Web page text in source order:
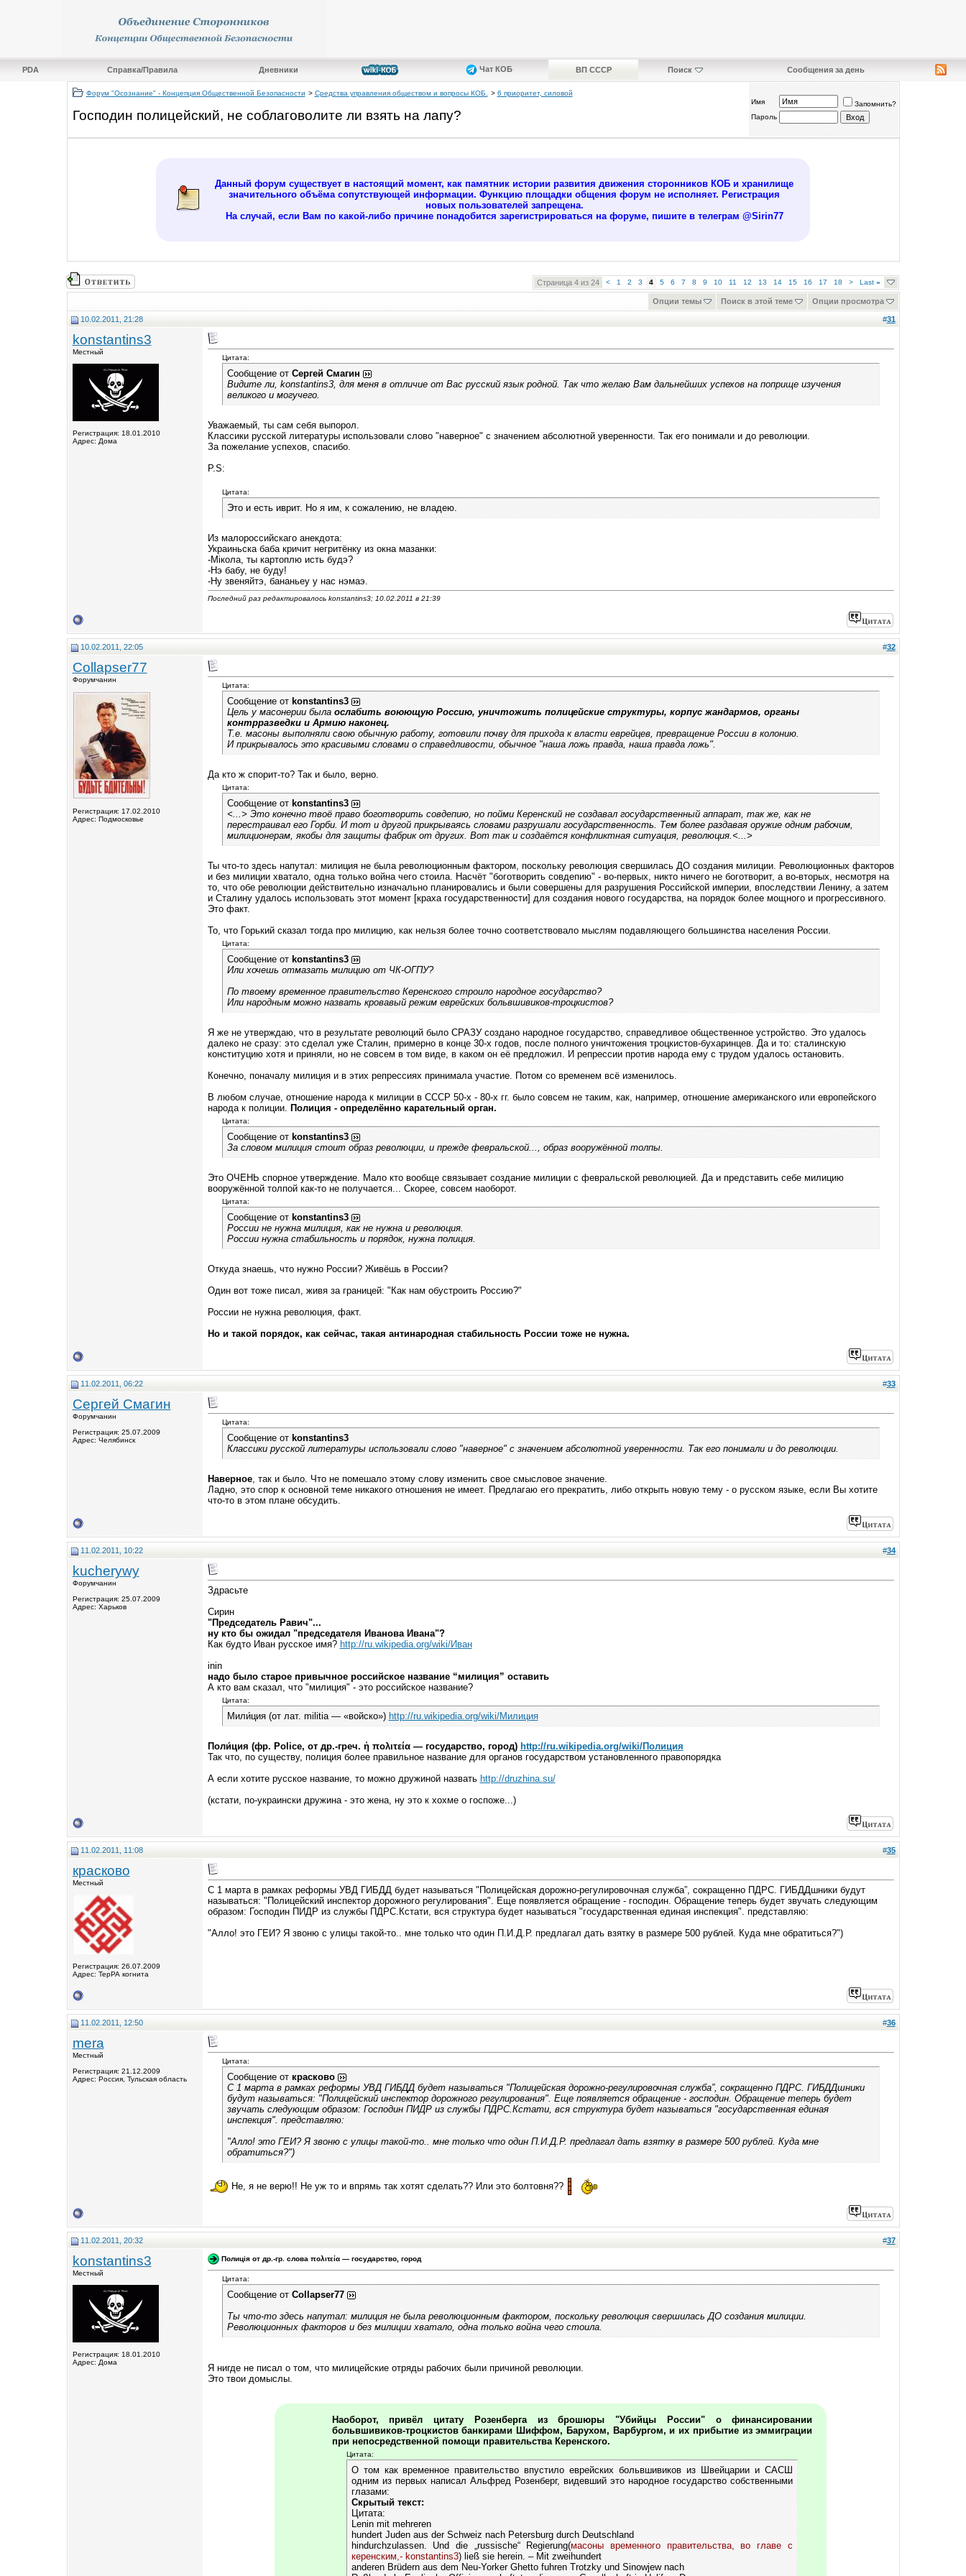
PDA Справка/Правила Дневники Чат КОБ ВП СССР Поиск Сообщения за день
Форум "Осознание" - Концепция Общественной Безопасности > Средства управления обществом и вопросы КОБ. > 6 приоритет, силовой
Господин полицейский, не соблаговолите ли взять на лапу?
Имя
Запомнить?
Пароль
Данный форум существует в настоящий момент, как памятник истории развития движения сторонников КОБ и хранилище
значительного объёма сопутствующей информации. Функцию площадки общения форум не исполняет. Регистрация
новых пользователей запрещена.
На случай, если Вам по какой-либо причине понадобится зарегистрироваться на форуме, пишите в телеграм @Sirin77
Страница 4 из 24 < 1 2 3 4 5 6 7 8 9 10 11 12 13 14 15 16 17 18 > Last»
Опции темы Поиск в этой теме Опции просмотра
10.02.2011, 21:28 #31
konstantins3
Местный
Регистрация: 18.01.2010
Адрес: Дома
Цитата:
Сообщение от Сергей Смагин
Видите ли, konstantins3, для меня в отличие от Вас русский язык родной. Так что желаю Вам дальнейших успехов на поприще изучения
великого и могучего.
Уважаемый, ты сам себя выпорол.
Классики русской литературы использовали слово "наверное" с значением абсолютной уверенности. Так его понимали и до революции.
За пожелание успехов, спасибо.
P.S:
Цитата:
Это и есть иврит. Но я им, к сожалению, не владею.
Из малороссийскаго анекдота:
Украиньска баба кричит негритёнку из окна мазанки:
-Мiкола, ты картоплю исть будэ?
-Нэ бабу, не буду!
-Ну звеняйтэ, бананьеу у нас нэмаэ.
Последний раз редактировалось konstantins3; 10.02.2011 в 21:39
10.02.2011, 22:05 #32
Collapser77
Форумчанин
Регистрация: 17.02.2010
Адрес: Подмосковье
Цитата:
Сообщение от konstantins3
Цель у масонерии былаослабить воюющую Россию, уничтожить полицейские структуры, корпус жандармов, органы
контрразведки и Армию наконец.
Т.е. масоны выполняли свою обычную работу, готовили почву для прихода к власти еврейцев, превращение России в колонию.
И прикрывалось это красивыми словами о справедливости, обычное "наша ложь правда, наша правда ложь".
Да кто ж спорит-то? Так и было, верно.
Цитата:
Сообщение от konstantins3
<...> Это конечно твоё право боготворить совдепию, но пойми Керенский не создавал государственный аппарат, так же, как не
перестраивал его Горби. И тот и другой прикрываясь словами разрушали государственность. Тем более раздавая оружие одним рабочим,
милиционерам, якобы для защиты фабрик от других. Вот так и создаётся конфликтная ситуация, революция.<...>
Ты что-то здесь напутал: милиция не была революционным фактором, поскольку революция свершилась ДО создания милиции. Революционных факторов
и без милиции хватало, одна только война чего стоила. Насчёт "боготворить совдепию" - во-первых, никто ничего не боготворит, а во-вторых, несмотря на
то, что обе революции действительно изначально планировались и были совершены для разрушения Российской империи, впоследствии Ленину, а затем
и Сталину удалось использовать этот момент [краха государственности] для создания нового государства, на порядок более мощного и прогрессивного.
Это факт.
То, что Горький сказал тогда про милицию, как нельзя более точно соответствовало мыслям подавляющего большинства населения России.
Цитата:
Сообщение от konstantins3
Или хочешь отмазать милицию от ЧК-ОГПУ?
По твоему временное правительство Керенского строило народное государство?
Или народным можно назвать кровавый режим еврейских больвшивиков-троцкистов?
Я же не утверждаю, что в результате революций было СРАЗУ создано народное государство, справедливое общественное устройство. Это удалось
далеко не сразу: это сделал уже Сталин, примерно в конце 30-х годов, после полного уничтожения троцкистов-бухаринцев. Да и то: сталинскую
конституцию хотя и приняли, но не совсем в том виде, в каком он её предложил. И репрессии против народа ему с трудом удалось остановить.
Конечно, поначалу милиция и в этих репрессиях принимала участие. Потом со временем всё изменилось.
В любом случае, отношение народа к милиции в СССР 50-х - 80-х гг. было совсем не таким, как, например, отношение американского или европейского
народа к полиции. Полиция - определённо карательный орган.
Цитата:
Сообщение от konstantins3
За словом милиция стоит образ революции, и прежде февральской..., образ вооружённой толпы.
Это ОЧЕНЬ спорное утверждение. Мало кто вообще связывает создание милиции с февральской революцией. Да и представить себе милицию
вооружённой толпой как-то не получается... Скорее, совсем наоборот.
Цитата:
Сообщение от konstantins3
России не нужна милиция, как не нужна и революция.
России нужна стабильность и порядок, нужна полиция.
Откуда знаешь, что нужно России? Живёшь в России?
Один вот тоже писал, живя за границей: "Как нам обустроить Россию?"
России не нужна революция, факт.
Но и такой порядок, как сейчас, такая антинародная стабильность России тоже не нужна.
11.02.2011, 06:22 #33
Сергей Смагин
Форумчанин
Регистрация: 25.07.2009
Адрес: Челябинск
Цитата:
Сообщение от konstantins3
Классики русской литературы использовали слово "наверное" с значением абсолютной уверенности. Так его понимали и до революции.
Наверное, так и было. Что не помешало этому слову изменить свое смысловое значение.
Ладно, это спор к основной теме никакого отношения не имеет. Предлагаю его прекратить, либо открыть новую тему - о русском языке, если Вы хотите
что-то в этом плане обсудить.
11.02.2011, 10:22 #34
kucherywy
Форумчанин
Регистрация: 25.07.2009
Адрес: Харьков
Здрасьте
Сирин
"Председатель Равич"...
ну кто бы ожидал "председателя Иванова Ивана"?
Как будто Иван русское имя? http://ru.wikipedia.org/wiki/Иван
inin
надо было старое привычное российское название “милиция” оставить
А кто вам сказал, что "милиция" - это российское название?
Цитата:
Мили́ция (от лат. militia — «войско») http://ru.wikipedia.org/wiki/Милиция
Поли́ция (фр. Police, от др.-греч. ἡ πολιτεία — государство, город) http://ru.wikipedia.org/wiki/Полиция
Так что, по существу, полиция более правильное название для органов государством установленного правопорядка
А если хотите русское название, то можно дружиной назвать http://druzhina.su/
(кстати, по-украински дружина - это жена, ну это к хохме о госпоже...)
11.02.2011, 11:08 #35
красково
Местный
Регистрация: 26.07.2009
Адрес: ТерРА когнита
С 1 марта в рамках реформы УВД ГИБДД будет называться "Полицейская дорожно-регулировочная служба”, сокращенно ПДРС. ГИБДДшники будут
называться: "Полицейский инспектор дорожного регулирования". Еще появляется обращение - господин. Обращение теперь будет звучать следующим
образом: Господин ПИДР из службы ПДРС.Кстати, вся структура будет называться "государственная единая инспекция". представляю:
"Алло! это ГЕИ? Я звоню с улицы такой-то.. мне только что один П.И.Д.Р. предлагал дать взятку в размере 500 рублей. Куда мне обратиться?")
11.02.2011, 12:50 #36
mera
Местный
Регистрация: 21.12.2009
Адрес: Россия, Тульская область
Цитата:
Сообщение от красково
С 1 марта в рамках реформы УВД ГИБДД будет называться "Полицейская дорожно-регулировочная служба”, сокращенно ПДРС. ГИБДДшники
будут называться: "Полицейский инспектор дорожного регулирования". Еще появляется обращение - господин. Обращение теперь будет
звучать следующим образом: Господин ПИДР из службы ПДРС.Кстати, вся структура будет называться "государственная единая
инспекция". представляю:
"Алло! это ГЕИ? Я звоню с улицы такой-то.. мне только что один П.И.Д.Р. предлагал дать взятку в размере 500 рублей. Куда мне
обратиться?")
Не, я не верю!! Не уж то и впрямь так хотят сделать?? Или это болтовня??
11.02.2011, 20:32 #37
konstantins3
Местный
Регистрация: 18.01.2010
Адрес: Дома
Полицiя от др.-гр. слова πολιτεία — государство, город
Цитата:
Сообщение от Collapser77
Ты что-то здесь напутал: милиция не была революционным фактором, поскольку революция свершилась ДО создания милиции.
Революционных факторов и без милиции хватало, одна только война чего стоила.
Я нигде не писал о том, что милицейские отряды рабочих были причиной революции.
Это твои домыслы.
Наоборот, привёл цитату Розенберга из брошюры "Убийцы России" о финансировании
больвшивиков-троцкистов банкирами Шиффом, Барухом, Варбургом, и их прибытие из эммиграции
при непосредственной помощи правительства Керенского.
Цитата:
О том как временное правительство впустило еврейских больвшивиков из Швейцарии и САСШ
одним из первых написал Альфред Розенберг, видевший это народное государство собственными
глазами:
Скрытый текст:
Цитата:
Lenin mit mehreren
hundert Juden aus der Schweiz nach Petersburg durch Deutschland
hindurchzulassen. Und die „russische“ Regierung(масоны временного правительства, во главе с
керенским,- konstantins3) ließ sie herein. – Mit zweihundert
anderen Brüdern aus dem Neu-Yorker Ghetto fuhren Trotzky und Sinowjew nach